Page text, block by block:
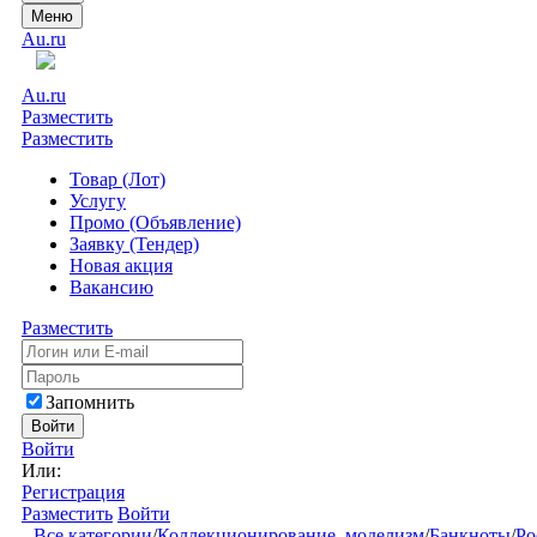
Меню
Au.ru
Au.ru
Разместить
Разместить
Товар (Лот)
Услугу
Промо (Объявление)
Заявку (Тендер)
Новая акция
Вакансию
Разместить
Запомнить
Войти
Войти
Или:
Регистрация
Разместить Войти